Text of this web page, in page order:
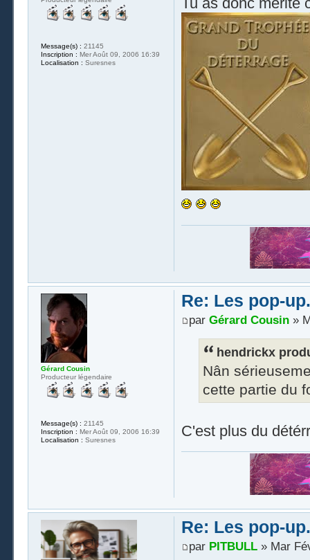
Message(s) : 21145
Inscription : Mer Août 09, 2006 16:39
Localisation : Suresnes
Re: Les pop-
par Gérard Cousin»
hendrickx
Nân
cette partie du
C'est plus du
Gérard Cousin
Producteur légendaire
Message(s) : 21145
Inscription : Mer Août 09, 2006 16:39
Localisation : Suresnes
Re: Les pop-
par PITBULL» Mar